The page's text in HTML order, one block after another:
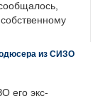
из СИЗО
его экс-